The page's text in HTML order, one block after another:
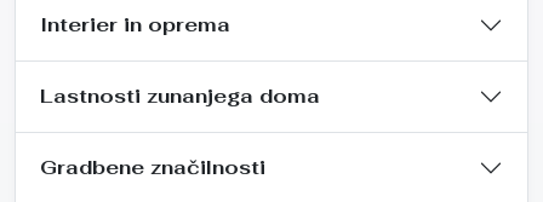
Interier in oprema
Lastnosti zunanjega doma
Gradbene značilnosti